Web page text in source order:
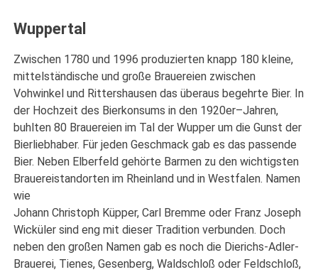
Wuppertal
Zwischen 1780 und 1996 produzierten knapp 180 kleine,
mittelständische und große Brauereien zwischen
Vohwinkel und Rittershausen das überaus begehrte Bier. In
der Hochzeit des Bierkonsums in den 1920er–Jahren,
buhlten 80 Brauereien im Tal der Wupper um die Gunst der
Bierliebhaber. Für jeden Geschmack gab es das passende
Bier. Neben Elberfeld gehörte Barmen zu den wichtigsten
Brauereistandorten im Rheinland und in Westfalen. Namen
wie
Johann Christoph Küpper, Carl Bremme oder Franz Joseph
Wicküler sind eng mit dieser Tradition verbunden. Doch
neben den großen Namen gab es noch die Dierichs-Adler-
Brauerei, Tienes, Gesenberg, Waldschloß oder Feldschloß,